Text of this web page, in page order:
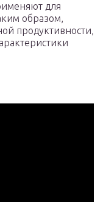
для
образом,
продуктивности,